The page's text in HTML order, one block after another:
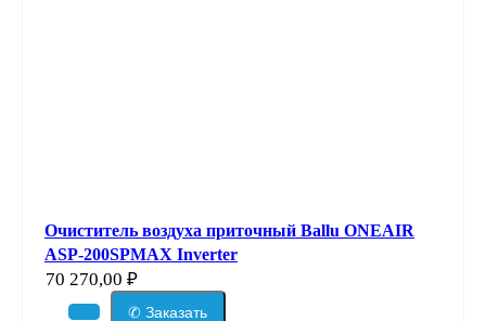
Очиститель воздуха приточный Ballu ONEAIR
ASP-200SPMAX Inverter
70 270,00 ₽
✆ Заказать